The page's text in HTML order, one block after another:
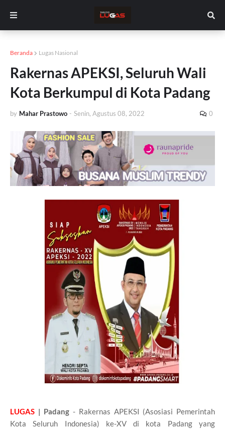
Beranda Lugas Nasional
Rakernas APEKSI, Seluruh Wali
Kota Berkumpul di Kota Padang
by Mahar Prastowo - Senin, Agustus 08, 2022 0
LUGAS | Padang - Rakernas APEKSI (Asosiasi Pemerintah
Kota Seluruh Indonesia) ke-XV di kota Padang yang